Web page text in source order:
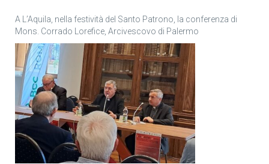
A L’Aquila, nella festività del Santo Patrono, la conferenza di
Mons. Corrado Lorefice, Arcivescovo di Palermo